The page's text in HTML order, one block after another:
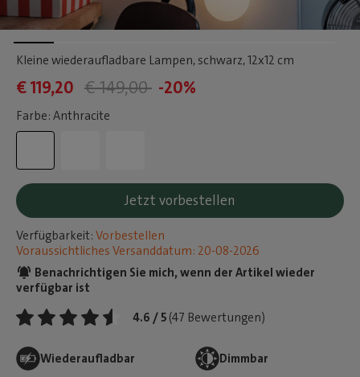
Kleine wiederaufladbare Lampen, schwarz, 12x12 cm
€ 119,20 € 149,00 -20%
Farbe: Anthracite
Jetzt vorbestellen
Verfügbarkeit: Vorbestellen
Voraussichtliches Versanddatum: 20-08-2026
Benachrichtigen Sie mich, wenn der Artikel wieder
verfügbar ist
4.6 / 5 (47 Bewertungen)
Wiederaufladbar Dimmbar